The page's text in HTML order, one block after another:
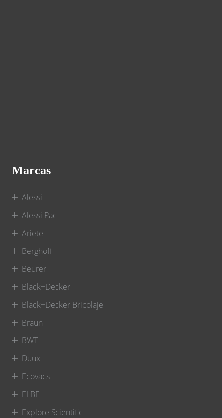
Marcas
Alessi
Alessi Pae
Ariete
Berghoff
Beurer
Black+Decker
Black+Decker Bricolaje
Braun
BWT
Duux
Ecovacs
ELBE
Explore Scientific